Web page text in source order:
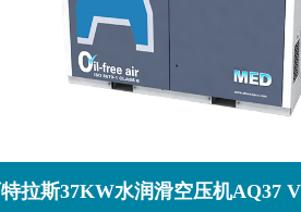
特拉斯37KW水润滑空压机AQ37